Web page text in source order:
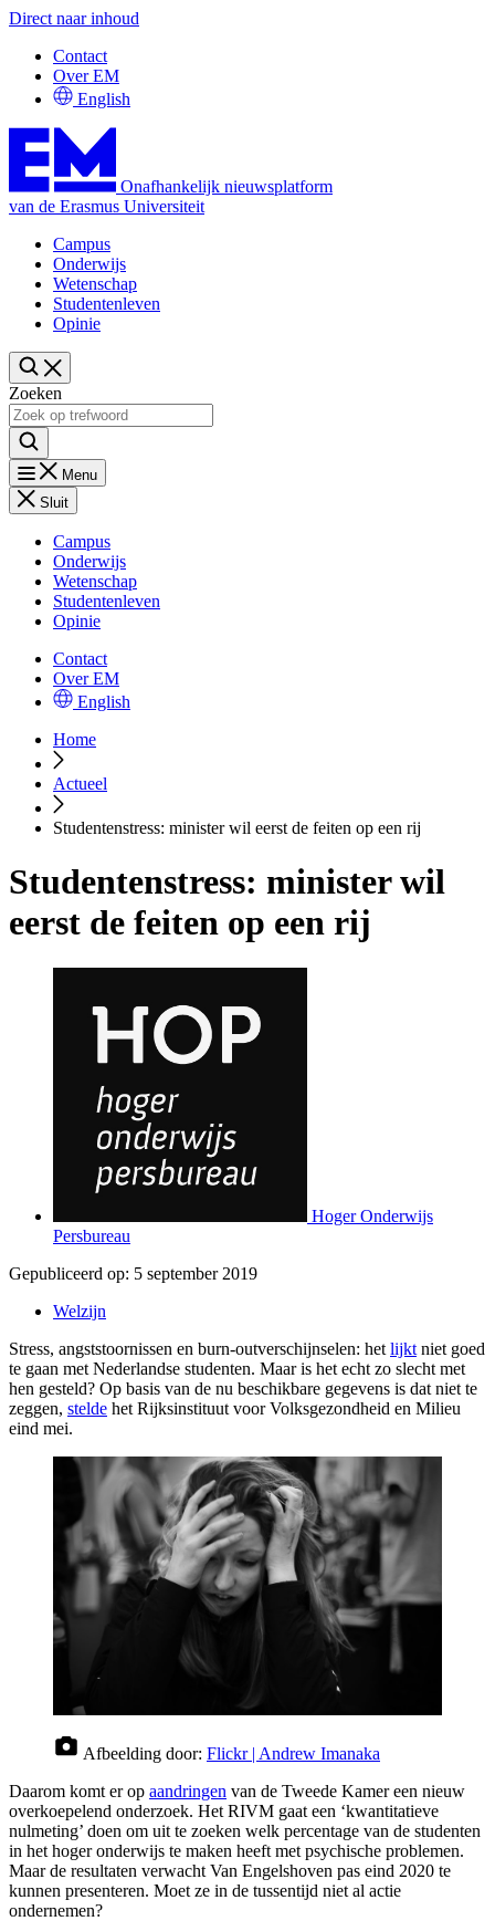
Direct naar inhoud
Contact
Over EM
English
Onafhankelijk nieuwsplatform
van de Erasmus Universiteit
Campus
Onderwijs
Wetenschap
Studentenleven
Opinie
Zoeken
Menu
Sluit
Campus
Onderwijs
Wetenschap
Studentenleven
Opinie
Contact
Over EM
English
Home
Actueel
Studentenstress: minister wil eerst de feiten op een rij
Studentenstress: minister wil
eerst de feiten op een rij
Hoger Onderwijs
Persbureau
Gepubliceerd op: 5 september 2019
Welzijn
Stress, angststoornissen en burn-outverschijnselen: het lijkt niet goed
te gaan met Nederlandse studenten. Maar is het echt zo slecht met
hen gesteld? Op basis van de nu beschikbare gegevens is dat niet te
zeggen, stelde het Rijksinstituut voor Volksgezondheid en Milieu
eind mei.
Afbeelding door: Flickr | Andrew Imanaka
Daarom komt er op aandringen van de Tweede Kamer een nieuw
overkoepelend onderzoek. Het RIVM gaat een ‘kwantitatieve
nulmeting’ doen om uit te zoeken welk percentage van de studenten
in het hoger onderwijs te maken heeft met psychische problemen.
Maar de resultaten verwacht Van Engelshoven pas eind 2020 te
kunnen presenteren. Moet ze in de tussentijd niet al actie
ondernemen?